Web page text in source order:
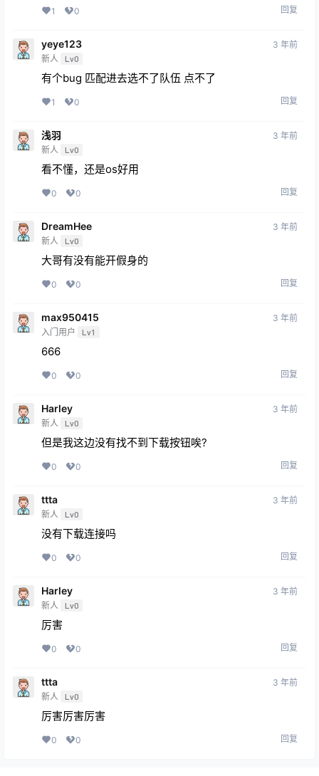
1 0 回复
yeye123
新人 Lv0
3 年前
有个bug 匹配进去选不了队伍 点不了
1 0 回复
浅羽
新人 Lv0
3 年前
看不懂，还是os好用
0 0 回复
DreamHee
新人 Lv0
3 年前
大哥有没有能开假身的
0 0 回复
max950415
入门用户 Lv1
3 年前
666
0 0 回复
Harley
新人 Lv0
3 年前
但是我这边没有找不到下载按钮唉?
0 0 回复
ttta
新人 Lv0
3 年前
没有下载连接吗
0 0 回复
Harley
新人 Lv0
3 年前
厉害
0 0 回复
ttta
新人 Lv0
3 年前
厉害厉害厉害
0 0 回复